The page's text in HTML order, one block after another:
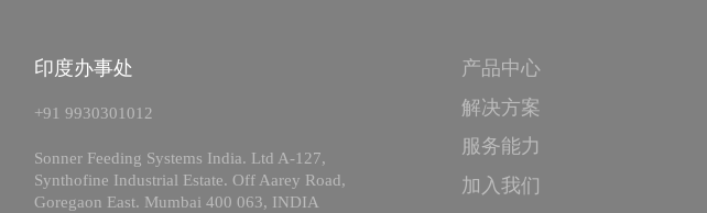
印度办事处
+91 9930301012
Sonner Feeding Systems India. Ltd A-127,
Synthofine Industrial Estate. Off Aarey Road,
Goregaon East. Mumbai 400 063, INDIA
产品中心
解决方案
服务能力
加入我们